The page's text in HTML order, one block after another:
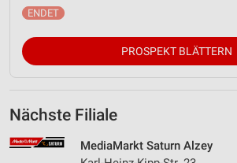
PROSPEKT BLÄTTERN
Nächste Filiale
MediaMarkt Saturn Alzey